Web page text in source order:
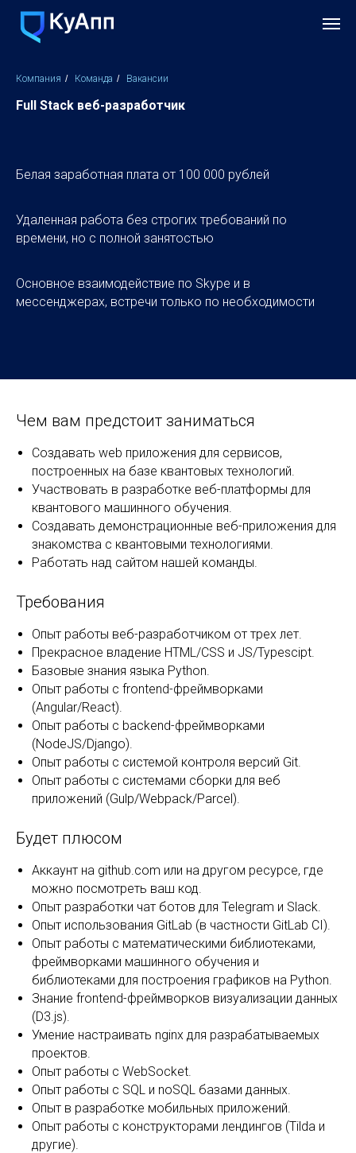
Компания / Команда / Вакансии
Full Stack веб-разработчик
Белая заработная плата от 100 000 рублей
Удаленная работа без строгих требований по
времени, но с полной занятостью
Основное взаимодействие по Skype и в
мессенджерах, встречи только по необходимости
Чем вам предстоит заниматься
Создавать web приложения для сервисов,
построенных на базе квантовых технологий.
Участвовать в разработке веб-платформы для
квантового машинного обучения.
Создавать демонстрационные веб-приложения для
знакомства с квантовыми технологиями.
Работать над сайтом нашей команды.
Требования
Опыт работы веб-разработчиком от трех лет.
Прекрасное владение HTML/CSS и JS/Typescipt.
Базовые знания языка Python.
Опыт работы с frontend-фреймворками
(Angular/React).
Опыт работы с backend-фреймворками
(NodeJS/Django).
Опыт работы с системой контроля версий Git.
Опыт работы с системами сборки для веб
приложений (Gulp/Webpack/Parcel).
Будет плюсом
Аккаунт на github.com или на другом ресурсе, где
можно посмотреть ваш код.
Опыт разработки чат ботов для Telegram и Slack.
Опыт использования GitLab (в частности GitLab CI).
Опыт работы с математическими библиотеками,
фреймворками машинного обучения и
библиотеками для построения графиков на Python.
Знание frontend-фреймворков визуализации данных
(D3.js).
Умение настраивать nginx для разрабатываемых
проектов.
Опыт работы с WebSocket.
Опыт работы с SQL и noSQL базами данных.
Опыт в разработке мобильных приложений.
Опыт работы с конструкторами лендингов (Tilda и
другие).